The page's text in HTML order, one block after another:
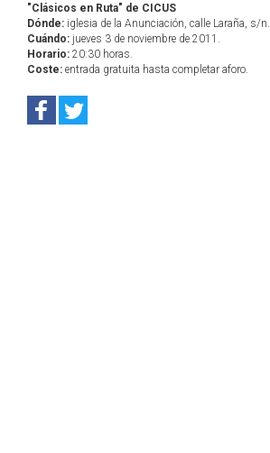
"Clásicos en Ruta" de CICUS
Dónde: iglesia de la Anunciación, calle Laraña, s/n.
Cuándo: jueves 3 de noviembre de 2011.
Horario: 20:30 horas.
Coste: entrada gratuita hasta completar aforo.